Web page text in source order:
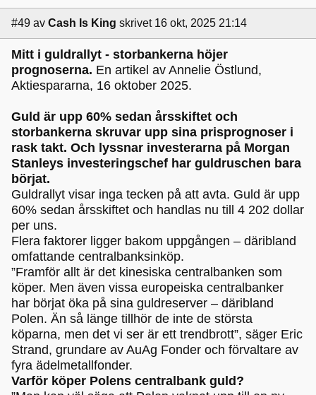
#49 av Cash Is King skrivet 16 okt, 2025 21:14
Mitt i guldrallyt - storbankerna höjer
prognoserna. En artikel av Annelie Östlund,
Aktiespararna, 16 oktober 2025.
Guld är upp 60% sedan årsskiftet och
storbankerna skruvar upp sina prisprognoser i
rask takt. Och lyssnar investerarna på Morgan
Stanleys investeringschef har guldruschen bara
börjat.
Guldrallyt visar inga tecken på att avta. Guld är upp
60% sedan årsskiftet och handlas nu till 4 202 dollar
per uns.
Flera faktorer ligger bakom uppgången – däribland
omfattande centralbanksinköp.
”Framför allt är det kinesiska centralbanken som
köper. Men även vissa europeiska centralbanker
har börjat öka på sina guldreserver – däribland
Polen. Än så länge tillhör de inte de största
köparna, men det vi ser är ett trendbrott”, säger Eric
Strand, grundare av AuAg Fonder och förvaltare av
fyra ädelmetallfonder.
Varför köper Polens centralbank guld?